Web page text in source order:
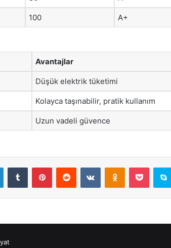
100 A+
Avantajlar
Düşük elektrik tüketimi
Kolayca taşınabilir, pratik kullanım
Uzun vadeli güvence
LinkedInTumblr PinterestReddit VKontakteOdnoklassniki
Pocket